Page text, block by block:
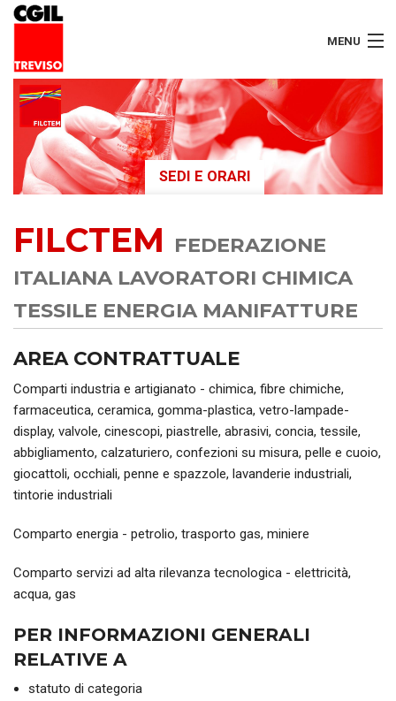
MENU
LAVORATORI
PENSIONATI
SERVIZI
SEGRETERIA
SEDI
CONTATTI
SEDI E ORARI
FILCTEM FEDERAZIONE
ITALIANA LAVORATORI CHIMICA
TESSILE ENERGIA MANIFATTURE
AREA CONTRATTUALE
Comparti industria e artigianato - chimica, fibre chimiche,
farmaceutica, ceramica, gomma-plastica, vetro-lampade-
display, valvole, cinescopi, piastrelle, abrasivi, concia, tessile,
abbigliamento, calzaturiero, confezioni su misura, pelle e cuoio,
giocattoli, occhiali, penne e spazzole, lavanderie industriali,
tintorie industriali
Comparto energia - petrolio, trasporto gas, miniere
Comparto servizi ad alta rilevanza tecnologica - elettricità,
acqua, gas
PER INFORMAZIONI GENERALI
RELATIVE A
statuto di categoria